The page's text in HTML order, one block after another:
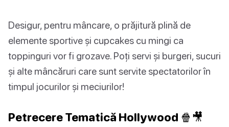
Desigur, pentru mâncare, o prăjitură plină de
elemente sportive și cupcakes cu mingi ca
toppinguri vor fi grozave. Poți servi și burgeri, sucuri
și alte mâncăruri care sunt servite spectatorilor în
timpul jocurilor și meciurilor!
Petrecere Tematică Hollywood 🍿🎥